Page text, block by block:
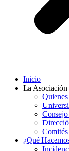
Inicio
La Asociación
¿Qué